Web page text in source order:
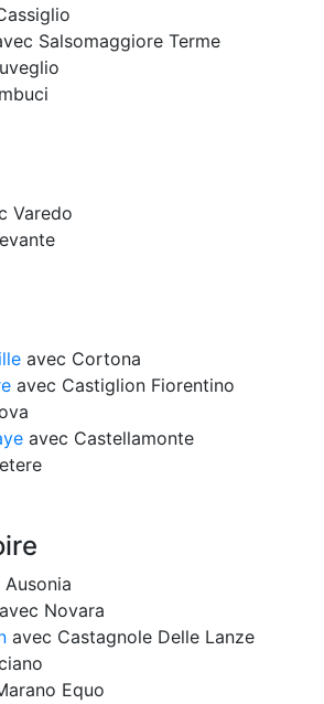
Salsomaggiore Terme
Varedo
avec Cortona
avec Castiglion Fiorentino
avec Castellamonte
avec Novara
avec Castagnole Delle Lanze
Equo